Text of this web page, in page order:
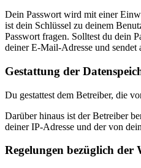
Dein Passwort wird mit einer
ist dein Schlüssel zu deinem
Passwort fragen. Solltest du dein
deiner E-Mail-Adresse und sendet
Gestattung der
Du gestattest dem Betreiber, die
Darüber hinaus ist der Betreiber
deiner IP-Adresse und der von
Regelungen bezüglich der